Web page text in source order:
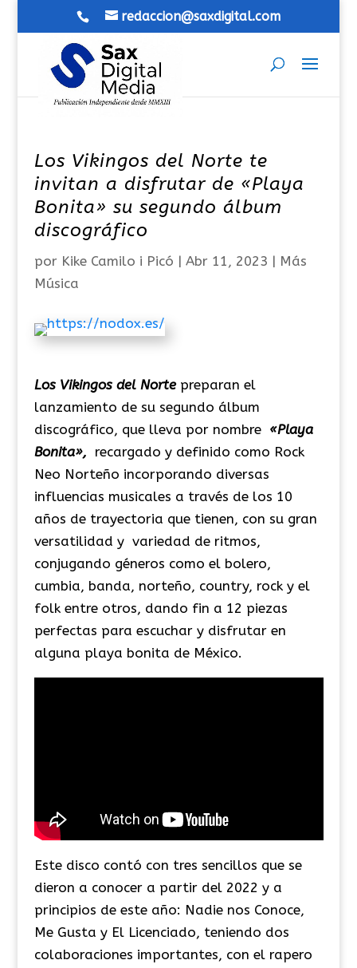
redaccion@saxdigital.com
Los Vikingos del Norte te
invitan a disfrutar de «Playa
Bonita» su segundo álbum
discográfico
por Kike Camilo i Picó | Abr 11, 2023 | Más
Música
Los Vikingos del Nortepreparan el
lanzamiento de su segundo álbum
discográfico, que lleva por nombre «Playa
Bonita», recargado y definido como Rock
Neo Norteño incorporando diversas
influencias musicales a través de los 10
años de trayectoria que tienen, con su gran
versatilidad y variedad de ritmos,
conjugando géneros como el bolero,
cumbia, banda, norteño, country, rock y el
folk entre otros, dando fin a 12 piezas
perfectas para escuchar y disfrutar en
alguna playa bonita de México.
Este disco contó con tres sencillos que se
dieron a conocer a partir del 2022 y a
principios de este año: Nadie nos Conoce,
Me Gusta y El Licenciado, teniendo dos
colaboraciones importantes, con el rapero